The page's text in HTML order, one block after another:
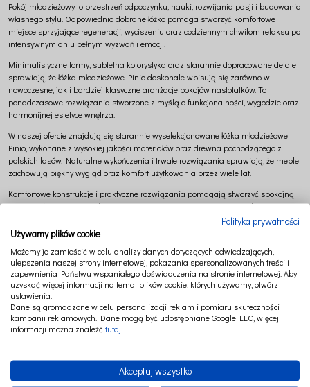
Pokój młodzieżowy to przestrzeń odpoczynku, nauki, rozwijania pasji i budowania
własnego stylu. Odpowiednio dobrane łóżko pomaga stworzyć komfortowe
miejsce sprzyjające regeneracji, wyciszeniu oraz codziennym chwilom relaksu po
intensywnym dniu pełnym wyzwań i emocji.
Minimalistyczne formy, subtelna kolorystyka oraz starannie dopracowane detale
sprawiają, że łóżka młodzieżowe Pinio doskonale wpisują się zarówno w
nowoczesne, jak i bardziej klasyczne aranżacje pokojów nastolatków. To
ponadczasowe rozwiązania stworzone z myślą o funkcjonalności, wygodzie oraz
harmonijnej estetyce wnętrza.
W naszej ofercie znajdują się starannie wyselekcjonowane łóżka młodzieżowe
Pinio, wykonane z wysokiej jakości materiałów oraz drewna pochodzącego z
polskich lasów. Naturalne wykończenia i trwałe rozwiązania sprawiają, że meble
zachowują piękny wygląd oraz komfort użytkowania przez wiele lat.
Komfortowe konstrukcje i praktyczne rozwiązania pomagają stworzyć spokojną
przestrzeń sprzyjającą zdrowemu odpoczynkowi, relaksowi oraz codziennemu
wyciszeniu po nauce, spotkaniach z przyjaciółmi i rozwijaniu zainteresowań.
Łóżka młodzieżowe Pinio pięknie komponują się z biurkami, szafami, regałami
oraz tekstyliami premium Cotton & Sweets, pomagając tworzyć wyjątkowe
wnętrza pełne harmonii, estetyki i codziennej wygody.
Dlaczego warto wybrać łóżka młodzieżowe Pinio?
komfortowa przestrzeń do snu i odpoczynku,
funkcjonalne rozwiązania dopasowane do potrzeb nastolatków,
naturalne wykończenia inspirowane naturą,
trwałe i wygodne meble premium,
Polityka prywatności
Używamy plików cookie
Możemy je zamieścić w celu analizy danych dotyczących odwiedzających,
ulepszenia naszej strony internetowej, pokazania spersonalizowanych treści i
zapewnienia Państwu wspaniałego doświadczenia na stronie internetowej. Aby
uzyskać więcej informacji na temat plików cookie, których używamy, otwórz
ustawienia.
Dane są gromadzone w celu personalizacji reklam i pomiaru skuteczności
kampanii reklamowych. Dane mogą być udostępniane Google LLC, więcej
informacji można znaleźć tutaj
Akceptuj wszystko